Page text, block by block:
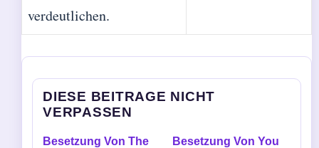
verdeutlichen.
DIESE BEITRAGE NICHT
VERPASSEN
Besetzung Von The Besetzung Von You